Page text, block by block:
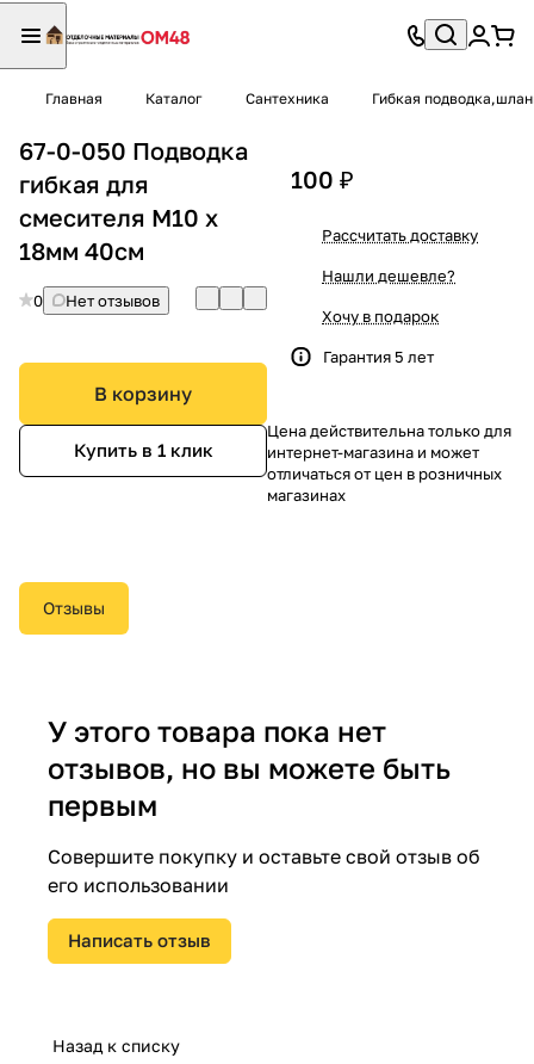
Главная Каталог Сантехника Гибкая
67-0-050 Подводка
гибкая для
смесителя М10 х
18мм 40см
0 Нет отзывов
В корзину
Купить в 1 клик
100 ₽
Рассчитать доставку
Нашли дешевле?
Хочу в подарок
Гарантия 5 лет
Цена действительна только для
интернет-магазина и может
отличаться от цен в розничных
магазинах
Отзывы
У этого товара пока нет
отзывов, но вы можете быть
первым
Совершите покупку и оставьте свой отзыв об
его использовании
Написать отзыв
Назад к списку